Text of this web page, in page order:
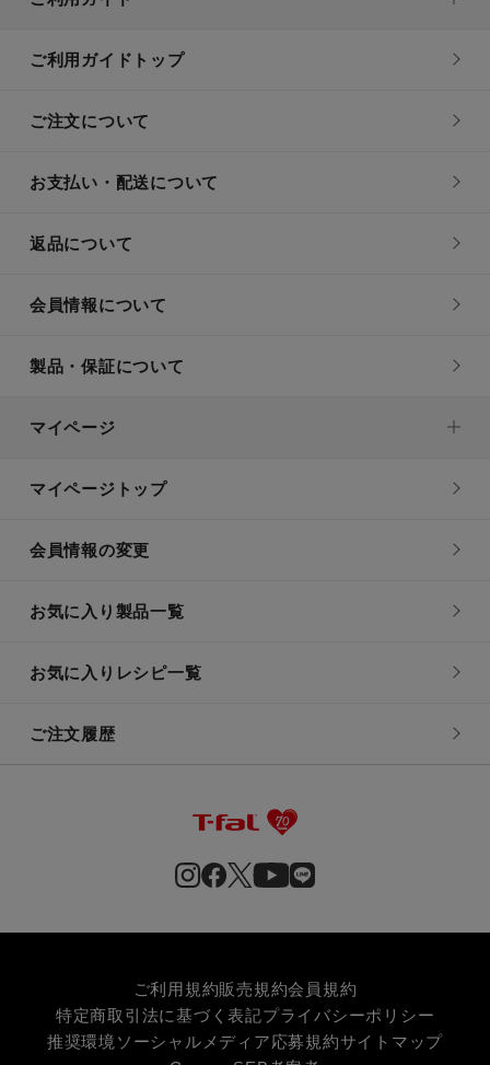
ご利用ガイドトップ
ご注文について
お支払い・配送について
返品について
会員情報について
製品・保証について
マイページ
マイページトップ
会員情報の変更
お気に入り製品一覧
お気に入りレシピ一覧
ご注文履歴
ご利用規約販売規約会員規約
特定商取引法に基づく表記プライバシーポリシー
推奨環境 ソーシャルメディア応募規約サイトマップ